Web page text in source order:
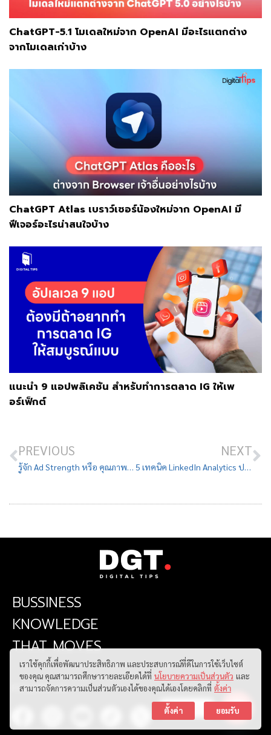
ChatGPT-5.1 โมเดลใหม่จาก OpenAI มีอะไรแตกต่าง
จากโมเดลเก่าบ้าง
ChatGPT Atlas เบราว์เซอร์น้องใหม่จาก OpenAI มี
ฟีเจอร์อะไรน่าสนใจบ้าง
แนะนำ 9 แอปพลิเคชัน สำหรับทำการตลาด IG ให้เพ
อร์เฟ็กต์
PREVIOUS
รู้จัก Ad Strength หรือ คุณภาพของโฆษณา และคุณค่าที่มีต่อ Google Ads
NEXT
5 เทคนิค LinkedIn Analytics ปรับปรุงกลยุทธ์การตลาดของคุณ
BUSSINESS
KNOWLEDGE
THAT MOVES
FOLLOW US
เราใช้คุกกี้เพื่อพัฒนาประสิทธิภาพ และประสบการณ์ที่ดีในการใช้เว็บไซต์
ของคุณ คุณสามารถศึกษารายละเอียดได้ที่ นโยบายความเป็นส่วนตัว และ
สามารถจัดการความเป็นส่วนตัวเองได้ของคุณได้เองโดยคลิกที่ ตั้งค่า
ตั้งค่า ยอมรับ
ติดต่อเรา
Open